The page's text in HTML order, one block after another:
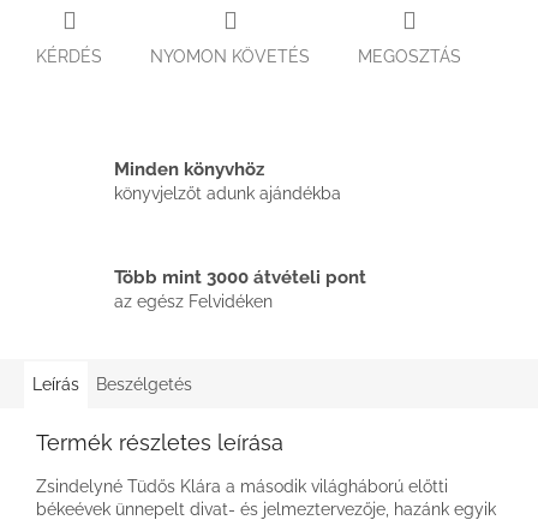
KÉRDÉS NYOMON KÖVETÉS MEGOSZTÁS
Minden könyvhöz
könyvjelzőt adunk ajándékba
Több mint 3000 átvételi pont
az egész Felvidéken
Leírás Beszélgetés
Termék részletes leírása
Zsindelyné Tüdős Klára a második világháború előtti
békeévek ünnepelt divat- és jelmeztervezője, hazánk egyik